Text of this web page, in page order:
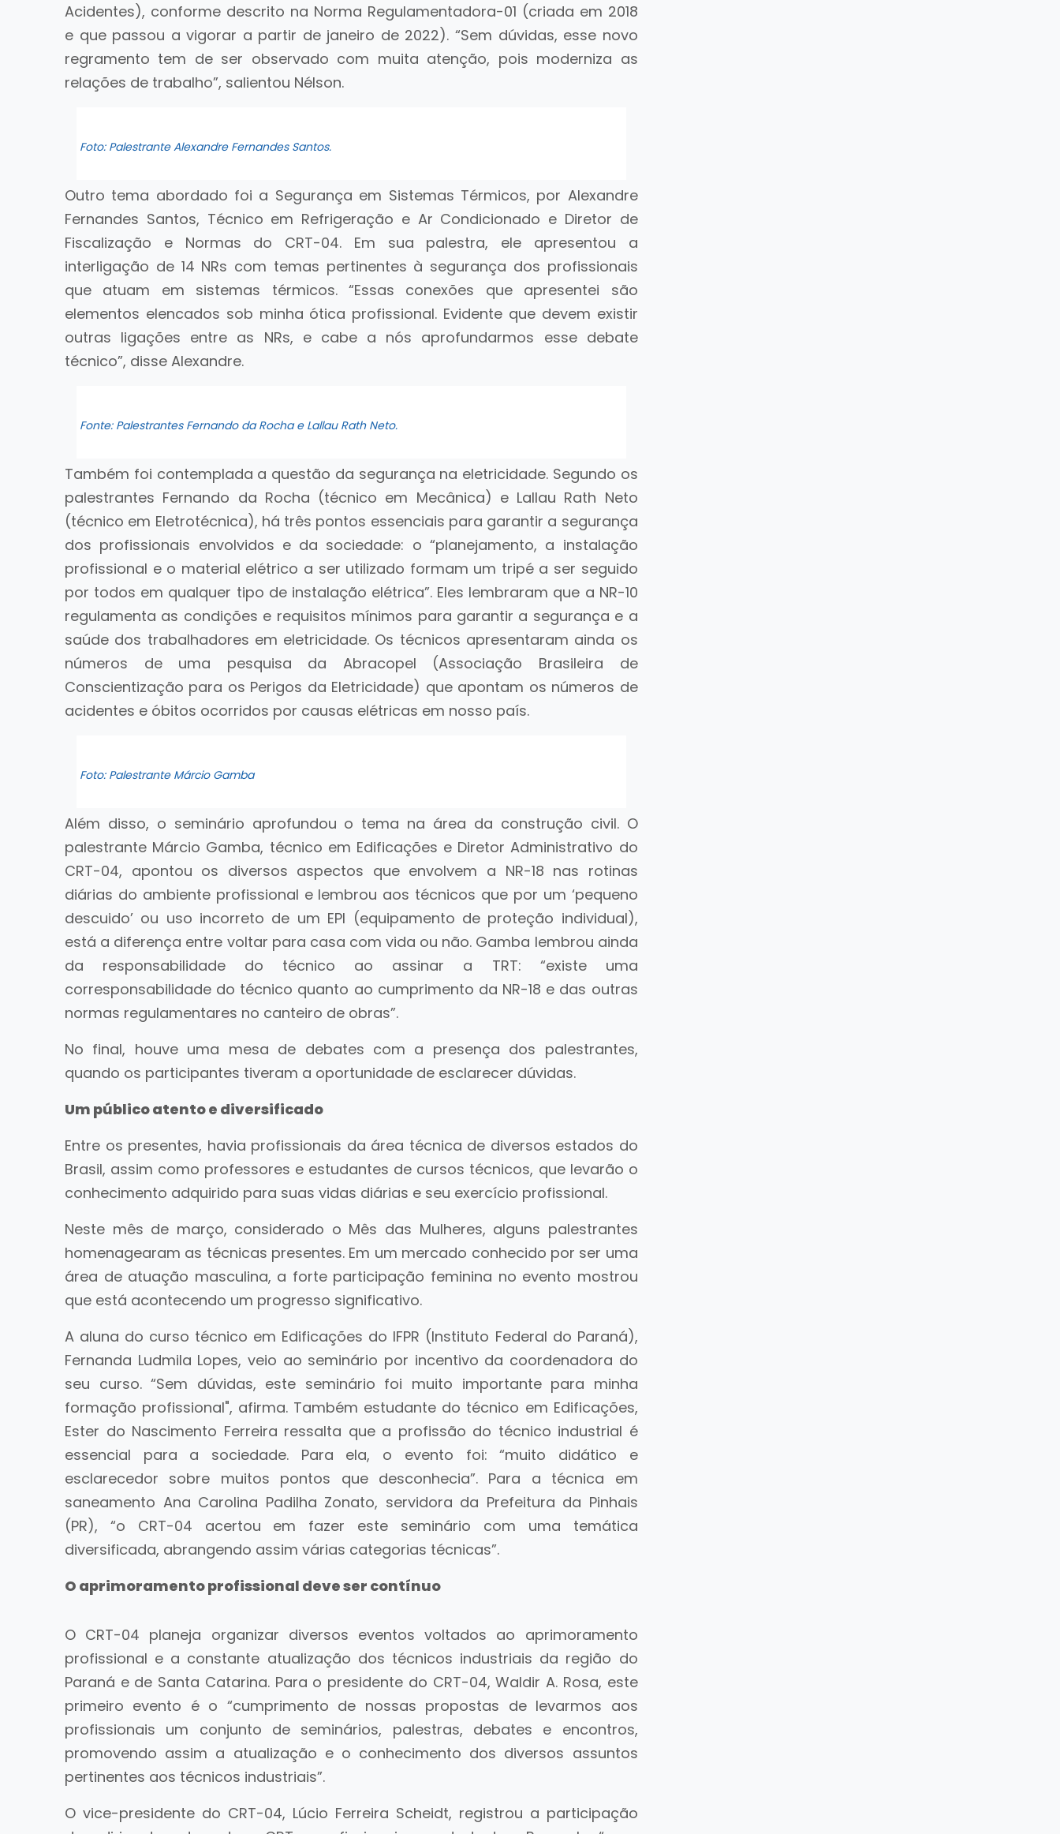
Acidentes), conforme descrito na Norma Regulamentadora-01 (criada em 2018
e que passou a vigorar a partir de janeiro de 2022). “Sem dúvidas, esse novo
regramento tem de ser observado com muita atenção, pois moderniza as
relações de trabalho”, salientou Nélson.
Foto: Palestrante Alexandre Fernandes Santos.
Outro tema abordado foi a Segurança em Sistemas Térmicos, por Alexandre
Fernandes Santos, Técnico em Refrigeração e Ar Condicionado e Diretor de
Fiscalização e Normas do CRT-04. Em sua palestra, ele apresentou a
interligação de 14 NRs com temas pertinentes à segurança dos profissionais
que atuam em sistemas térmicos. “Essas conexões que apresentei são
elementos elencados sob minha ótica profissional. Evidente que devem existir
outras ligações entre as NRs, e cabe a nós aprofundarmos esse debate
técnico”, disse Alexandre.
Fonte: Palestrantes Fernando da Rocha e Lallau Rath Neto.
Também foi contemplada a questão da segurança na eletricidade. Segundo os
palestrantes Fernando da Rocha (técnico em Mecânica) e Lallau Rath Neto
(técnico em Eletrotécnica), há três pontos essenciais para garantir a segurança
dos profissionais envolvidos e da sociedade: o “planejamento, a instalação
profissional e o material elétrico a ser utilizado formam um tripé a ser seguido
por todos em qualquer tipo de instalação elétrica”. Eles lembraram que a NR-10
regulamenta as condições e requisitos mínimos para garantir a segurança e a
saúde dos trabalhadores em eletricidade. Os técnicos apresentaram ainda os
números de uma pesquisa da Abracopel (Associação Brasileira de
Conscientização para os Perigos da Eletricidade) que apontam os números de
acidentes e óbitos ocorridos por causas elétricas em nosso país.
Foto: Palestrante Márcio Gamba
Além disso, o seminário aprofundou o tema na área da construção civil. O
palestrante Márcio Gamba, técnico em Edificações e Diretor Administrativo do
CRT-04, apontou os diversos aspectos que envolvem a NR-18 nas rotinas
diárias do ambiente profissional e lembrou aos técnicos que por um ‘pequeno
descuido’ ou uso incorreto de um EPI (equipamento de proteção individual),
está a diferença entre voltar para casa com vida ou não. Gamba lembrou ainda
da responsabilidade do técnico ao assinar a TRT: “existe uma
corresponsabilidade do técnico quanto ao cumprimento da NR-18 e das outras
normas regulamentares no canteiro de obras”.
No final, houve uma mesa de debates com a presença dos palestrantes,
quando os participantes tiveram a oportunidade de esclarecer dúvidas.
Um público atento e diversificado
Entre os presentes, havia profissionais da área técnica de diversos estados do
Brasil, assim como professores e estudantes de cursos técnicos, que levarão o
conhecimento adquirido para suas vidas diárias e seu exercício profissional.
Neste mês de março, considerado o Mês das Mulheres, alguns palestrantes
homenagearam as técnicas presentes. Em um mercado conhecido por ser uma
área de atuação masculina, a forte participação feminina no evento mostrou
que está acontecendo um progresso significativo.
A aluna do curso técnico em Edificações do IFPR (Instituto Federal do Paraná),
Fernanda Ludmila Lopes, veio ao seminário por incentivo da coordenadora do
seu curso. “Sem dúvidas, este seminário foi muito importante para minha
formação profissional", afirma. Também estudante do técnico em Edificações,
Ester do Nascimento Ferreira ressalta que a profissão do técnico industrial é
essencial para a sociedade. Para ela, o evento foi: “muito didático e
esclarecedor sobre muitos pontos que desconhecia”. Para a técnica em
saneamento Ana Carolina Padilha Zonato, servidora da Prefeitura da Pinhais
(PR), “o CRT-04 acertou em fazer este seminário com uma temática
diversificada, abrangendo assim várias categorias técnicas”.
O aprimoramento profissional deve ser contínuo
O CRT-04 planeja organizar diversos eventos voltados ao aprimoramento
profissional e a constante atualização dos técnicos industriais da região do
Paraná e de Santa Catarina. Para o presidente do CRT-04, Waldir A. Rosa, este
primeiro evento é o “cumprimento de nossas propostas de levarmos aos
profissionais um conjunto de seminários, palestras, debates e encontros,
promovendo assim a atualização e o conhecimento dos diversos assuntos
pertinentes aos técnicos industriais”.
O vice-presidente do CRT-04, Lúcio Ferreira Scheidt, registrou a participação